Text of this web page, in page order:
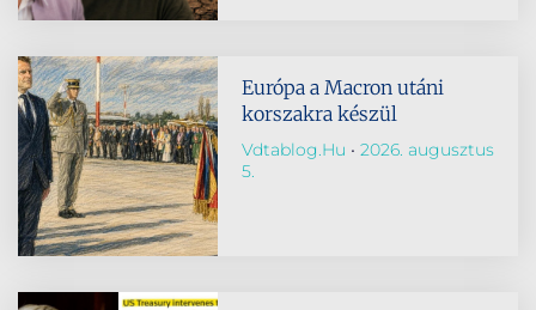
Európa a Macron utáni
korszakra készül
Vdtablog.hu
2026. augusztus
5.